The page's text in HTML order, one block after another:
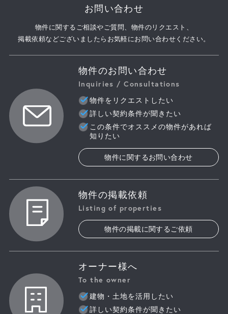
お問い合わせ
物件に関するご相談やご質問、物件のリクエスト、
掲載依頼などございましたらお気軽にお問い合わせください。
物件のお問い合わせ
Inquiries / Consultations
物件をリクエストしたい
詳しい契約条件が聞きたい
この条件でオススメの物件があれば
知りたい
物件に関するお問い合わせ
物件の掲載依頼
Listing of properties
物件の掲載に関するご依頼
オーナー様へ
To the owner
建物・土地を活用したい
詳しい契約条件が聞きたい